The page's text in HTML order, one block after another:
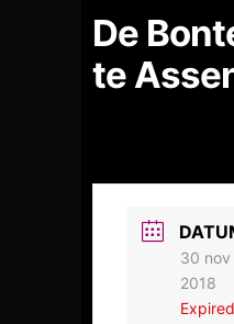
De
te
30 nov
2018